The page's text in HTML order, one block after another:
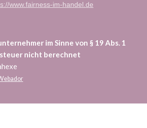
www.fairness-im-handel.de
im Sinne von § 19 Abs. 1
nicht berechnet